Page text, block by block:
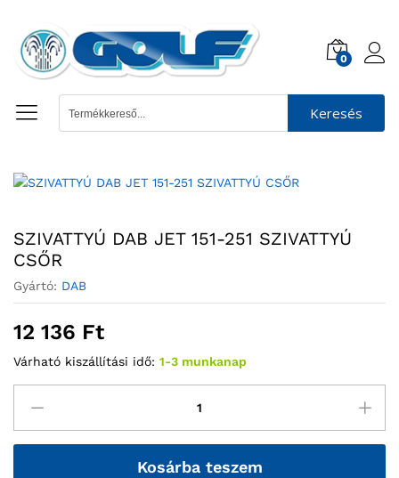
0
Keresés
SZIVATTYÚ DAB JET 151-251 SZIVATTYÚ
CSŐR
Gyártó: DAB
12 136 Ft
Várható kiszállítási idő: 1-3 munkanap
Kosárba teszem